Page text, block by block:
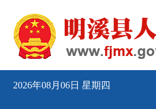
2026年08月06日 星期四